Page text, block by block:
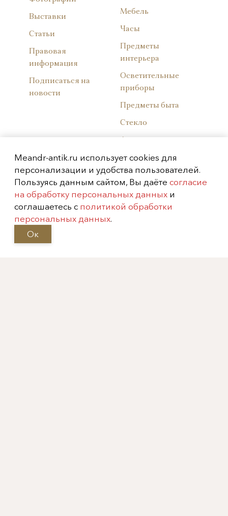
Выставки
Статьи
Правовая
информация
Подписаться на
новости
Мебель
Часы
Предметы
интерьера
Осветительные
приборы
Предметы быта
Стекло
Гравюры и
литографии
Советский фарфор
Западноевропейски
Meandr-antik.ru использует cookies для
персонализации и удобства пользователей.
Пользуясь данным сайтом, Вы даёте согласие
на обработку персональных данных и
соглашаетесь с политикой обработки
персональных данных.
Ок